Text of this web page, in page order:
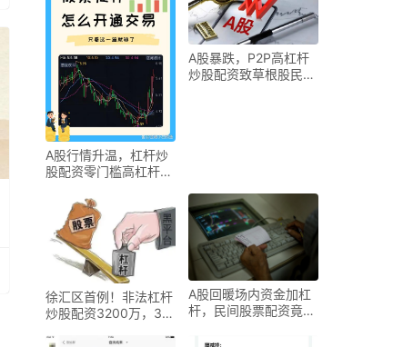
A股行情升温，杠杆炒
股配资零门槛高杠杆，
A股暴跌，P2P高杠杆
炒股配资致草根股民血
徐汇区首例！非法杠杆
炒股配资3200万，3人
A股回暖场内资金加杠
杆，民间股票配资竟又